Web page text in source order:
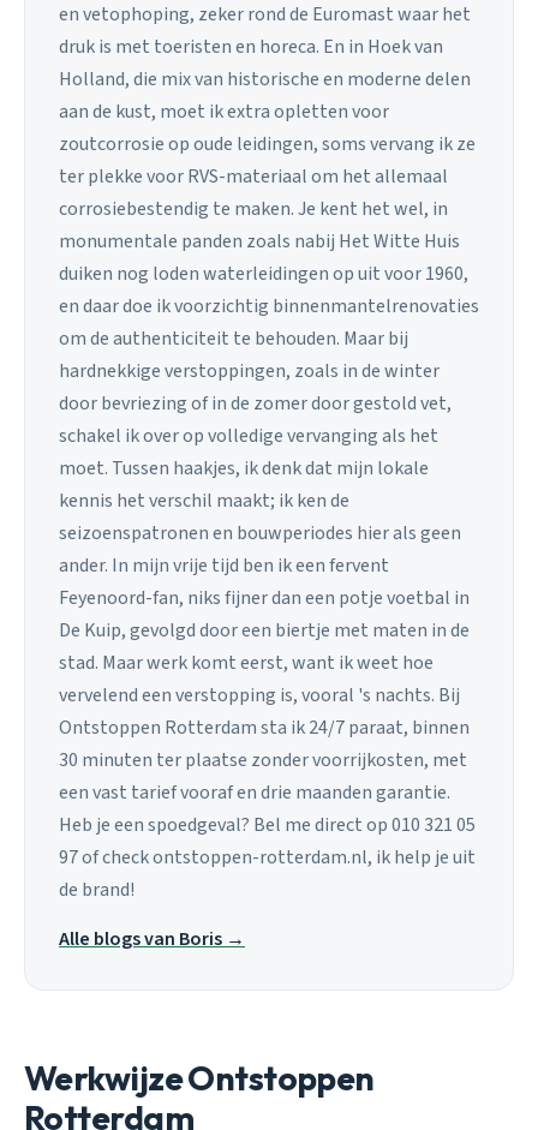
en vetophoping, zeker rond de Euromast waar het
druk is met toeristen en horeca. En in Hoek van
Holland, die mix van historische en moderne delen
aan de kust, moet ik extra opletten voor
zoutcorrosie op oude leidingen, soms vervang ik ze
ter plekke voor RVS-materiaal om het allemaal
corrosiebestendig te maken. Je kent het wel, in
monumentale panden zoals nabij Het Witte Huis
duiken nog loden waterleidingen op uit voor 1960,
en daar doe ik voorzichtig binnenmantelrenovaties
om de authenticiteit te behouden. Maar bij
hardnekkige verstoppingen, zoals in de winter
door bevriezing of in de zomer door gestold vet,
schakel ik over op volledige vervanging als het
moet. Tussen haakjes, ik denk dat mijn lokale
kennis het verschil maakt; ik ken de
seizoenspatronen en bouwperiodes hier als geen
ander. In mijn vrije tijd ben ik een fervent
Feyenoord-fan, niks fijner dan een potje voetbal in
De Kuip, gevolgd door een biertje met maten in de
stad. Maar werk komt eerst, want ik weet hoe
vervelend een verstopping is, vooral 's nachts. Bij
Ontstoppen Rotterdam sta ik 24/7 paraat, binnen
30 minuten ter plaatse zonder voorrijkosten, met
een vast tarief vooraf en drie maanden garantie.
Heb je een spoedgeval? Bel me direct op 010 321 05
97 of check ontstoppen-rotterdam.nl, ik help je uit
de brand!
Alle blogs van Boris →
Werkwijze Ontstoppen
Rotterdam